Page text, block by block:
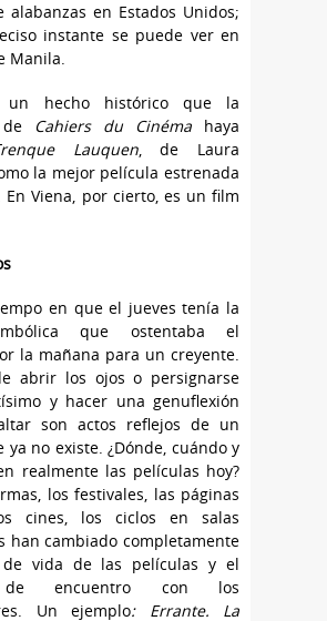
alabanzas en Estados Unidos;
instante se puede ver en
Manila.
un hecho histórico que la
Cahiers du Cinéma haya
Lauquen, de Laura
la mejor película estrenada
En Viena, por cierto, es un film
en que el jueves tenía la
que ostentaba el
la mañana para un creyente.
abrir los ojos o persignarse
y hacer una genuflexión
son actos reflejos de un
ya no existe. ¿Dónde, cuándo y
realmente las películas hoy?
los festivales, las páginas
cines, los ciclos en salas
han cambiado completamente
vida de las películas y el
de encuentro con los
Un ejemplo: Errante. La